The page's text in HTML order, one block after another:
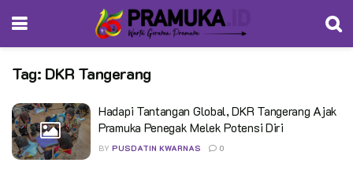
Tag: DKR Tangerang
Hadapi Tantangan Global, DKR Tangerang Ajak
Pramuka Penegak Melek Potensi Diri
BY PUSDATIN KWARNAS 0